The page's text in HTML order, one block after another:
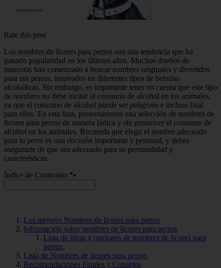
Rate this post
Los nombres de licores para perros son una tendencia que ha
ganado popularidad en los últimos años. Muchos dueños de
mascotas han comenzado a buscar nombres originales y divertidos
para sus perros, inspirados en diferentes tipos de bebidas
alcohólicas. Sin embargo, es importante tener en cuenta que este tipo
de nombres no debe incitar al consumo de alcohol en los animales,
ya que el consumo de alcohol puede ser peligroso e incluso fatal
para ellos. En esta lista, presentaremos una selección de nombres de
licores para perros de manera lúdica y sin promover el consumo de
alcohol en los animales. Recuerda que elegir el nombre adecuado
para tu perro es una decisión importante y personal, y debes
asegurarte de que sea adecuado para su personalidad y
características.
Índice de Contenido 🐾
Los mejores Nombres de licores para perros
Información sobre nombres de licores para perros
Lista de ideas y opciones de nombres de licores para
perros:
Lista de Nombres de licores para perros
Recomendaciones Finales y Consejos